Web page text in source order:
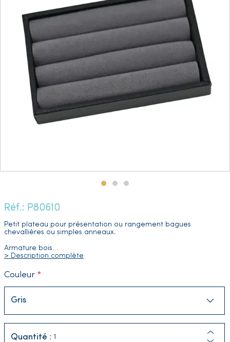
Réf.: P80610
Petit plateau pour présentation ou rangement bagues
chevallières ou simples anneaux.
Armature bois…
> Description complète
Couleur
Quantité :